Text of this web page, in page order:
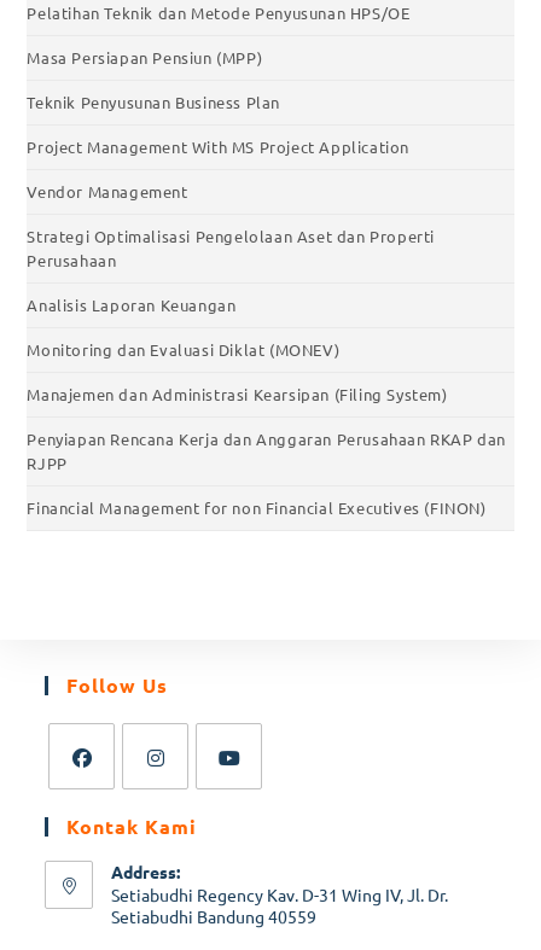
Pelatihan Teknik dan Metode Penyusunan HPS/OE
Masa Persiapan Pensiun (MPP)
Teknik Penyusunan Business Plan
Project Management With MS Project Application
Vendor Management
Strategi Optimalisasi Pengelolaan Aset dan Properti
Perusahaan
Analisis Laporan Keuangan
Monitoring dan Evaluasi Diklat (MONEV)
Manajemen dan Administrasi Kearsipan (Filing System)
Penyiapan Rencana Kerja dan Anggaran Perusahaan RKAP dan
RJPP
Financial Management for non Financial Executives (FINON)
Follow Us
Kontak Kami
Address:
Setiabudhi Regency Kav. D-31 Wing IV, Jl. Dr.
Setiabudhi Bandung 40559